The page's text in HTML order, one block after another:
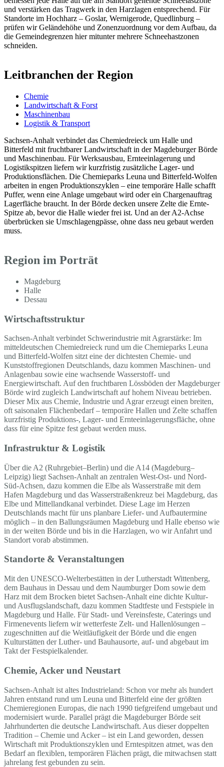
und verstärken das Tragwerk in den Harzlagen entsprechend. Für
Standorte im Hochharz – Goslar, Wernigerode, Quedlinburg –
prüfen wir Geländehöhe und Zonenzuordnung vor dem Aufbau, da
die Gemeindegrenzen hier mitunter mehrere Schneehastzonen
schneiden.
Leitbranchen der Region
Chemie
Landwirtschaft & Forst
Maschinenbau
Logistik & Transport
Sachsen-Anhalt verbindet das Chemiedreieck um Halle und
Bitterfeld mit fruchtbarer Landwirtschaft in der Magdeburger Börde
und Maschinenbau. Für Werksausbau, Ernteeinlagerung und
Logistikspitzen liefern wir kurzfristig zusätzliche Lager- und
Produktionsflächen. Die Chemieparks Leuna und Bitterfeld-Wolfen
arbeiten in engen Produktionszyklen – eine temporäre Halle schafft
Puffer, wenn eine Anlage umgebaut wird oder ein Chargenauftrag
Lagerfläche braucht. In der Börde decken unsere Zelte die Ernte-
Spitze ab, bevor die Halle wieder frei ist. Und an der A2-Achse
überbrücken sie Umschlagengpässe, ohne dass neu gebaut werden
muss.
Region im Porträt
Magdeburg
Halle
Dessau
Wirtschaftsstruktur
Sachsen-Anhalt verbindet Schwerindustrie mit Agrarstärke: Im
mitteldeutschen Chemiedreieck rund um die Chemieparks Leuna
und Bitterfeld-Wolfen sitzt eine der dichtesten Chemie- und
Kunststoffregionen Deutschlands, dazu kommen Maschinen- und
Anlagenbau sowie eine wachsende Wasserstoff- und
Energiewirtschaft. Auf den fruchtbaren Lössböden der Magdeburger
Börde wird zugleich Landwirtschaft auf hohem Niveau betrieben.
Dieser Mix aus Chemie, Industrie und Agrar erzeugt einen breiten,
oft saisonalen Flächenbedarf – temporäre Hallen und Zelte schaffen
kurzfristig Produktions-, Lager- und Ernteeinlagerungsfläche, ohne
dass für eine Spitze fest gebaut werden muss.
Infrastruktur & Logistik
Über die A2 (Ruhrgebiet–Berlin) und die A14 (Magdeburg–
Leipzig) liegt Sachsen-Anhalt an zentralen West-Ost- und Nord-
Süd-Achsen, dazu kommen die Elbe als Wasserstraße mit dem
Hafen Magdeburg und das Wasserstraßenkreuz bei Magdeburg, das
Elbe und Mittellandkanal verbindet. Diese Lage im Herzen
Deutschlands macht für uns planbare Liefer- und Aufbautermine
möglich – in den Ballungsräumen Magdeburg und Halle ebenso wie
in der weiten Börde und bis in die Harzlagen, wo wir Anfahrt und
Standort vorab abstimmen.
Standorte & Veranstaltungen
Mit den UNESCO-Welterbestätten in der Lutherstadt Wittenberg,
dem Bauhaus in Dessau und dem Naumburger Dom sowie dem
Harz mit dem Brocken bietet Sachsen-Anhalt eine dichte Kultur-
und Ausflugslandschaft, dazu kommen Stadtfeste und Festspiele in
Magdeburg und Halle. Für Stadt- und Vereinsfeste, Caterings und
Firmenevents liefern wir wetterfeste Zelt- und Hallenlösungen –
zugeschnitten auf die Weitläufigkeit der Börde und die engen
Kulturstätten der Luther- und Bauhausorte, auf- und abgebaut im
Takt der Festspielkalender.
Chemie, Acker und Neustart
Sachsen-Anhalt ist altes Industrieland: Schon vor mehr als hundert
Jahren entstand rund um Leuna und Bitterfeld eine der größten
Chemieregionen Europas, die nach 1990 tiefgreifend umgebaut und
modernisiert wurde. Parallel prägt die Magdeburger Börde seit
Jahrhunderten die deutsche Landwirtschaft. Aus dieser doppelten
Tradition – Chemie und Acker – ist ein Land geworden, dessen
Wirtschaft mit Produktionszyklen und Erntespitzen atmet, was den
Bedarf an flexiblen, temporären Flächen prägt, die mitwachsen statt
jahrelang fest gebunden zu sein.